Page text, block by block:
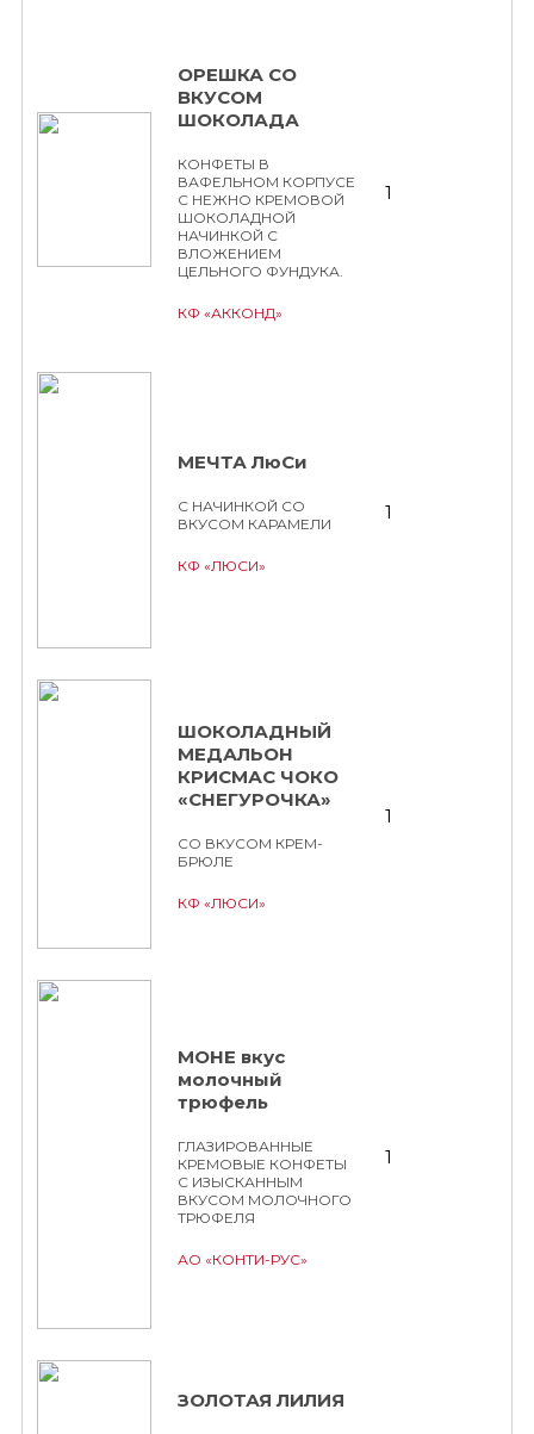
ОРЕШКА СО
ВКУСОМ
ШОКОЛАДА
КОНФЕТЫ В
ВАФЕЛЬНОМ КОРПУСЕ
С НЕЖНО КРЕМОВОЙ
ШОКОЛАДНОЙ
НАЧИНКОЙ С
ВЛОЖЕНИЕМ
ЦЕЛЬНОГО ФУНДУКА.
КФ «АККОНД»
1
МЕЧТА ЛюСи
С НАЧИНКОЙ СО
ВКУСОМ КАРАМЕЛИ
КФ «ЛЮСИ»
1
ШОКОЛАДНЫЙ
МЕДАЛЬОН
КРИСМАС ЧОКО
«СНЕГУРОЧКА»
СО ВКУСОМ КРЕМ-
БРЮЛЕ
КФ «ЛЮСИ»
1
МОНЕ вкус
молочный
трюфель
ГЛАЗИРОВАННЫЕ
КРЕМОВЫЕ КОНФЕТЫ
С ИЗЫСКАННЫМ
ВКУСОМ МОЛОЧНОГО
ТРЮФЕЛЯ
АО «КОНТИ-РУС»
1
ЗОЛОТАЯ ЛИЛИЯ